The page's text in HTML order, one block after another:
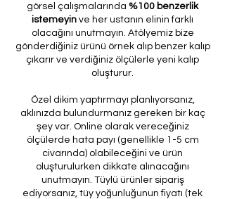
görsel çalışmalarında %100 benzerlik
istemeyin ve her ustanın elinin farklı
olacağını unutmayın. Atölyemiz bize
gönderdiğiniz ürünü örnek alıp benzer kalıp
çıkarır ve verdiğiniz ölçülerle yeni kalıp
oluşturur.
Özel dikim yaptırmayı planlıyorsanız,
aklınızda bulundurmanız gereken bir kaç
şey var. Online olarak vereceğiniz
ölçülerde hata payı (genellikle 1-5 cm
civarında) olabileceğini ve ürün
oluşturulurken dikkate alınacağını
unutmayın. Tüylü ürünler sipariş
ediyorsanız, tüy yoğunluğunun fiyatı (tek